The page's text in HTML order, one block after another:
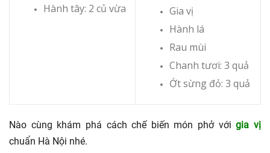
Hành tây: 2 củ vừa
Gia vị
Hành lá
Rau mùi
Chanh tươi: 3 quả
Ớt sừng đỏ: 3 quả
Nào cùng khám phá cách chế biến món phở vớigia vị
chuẩn Hà Nội nhé.